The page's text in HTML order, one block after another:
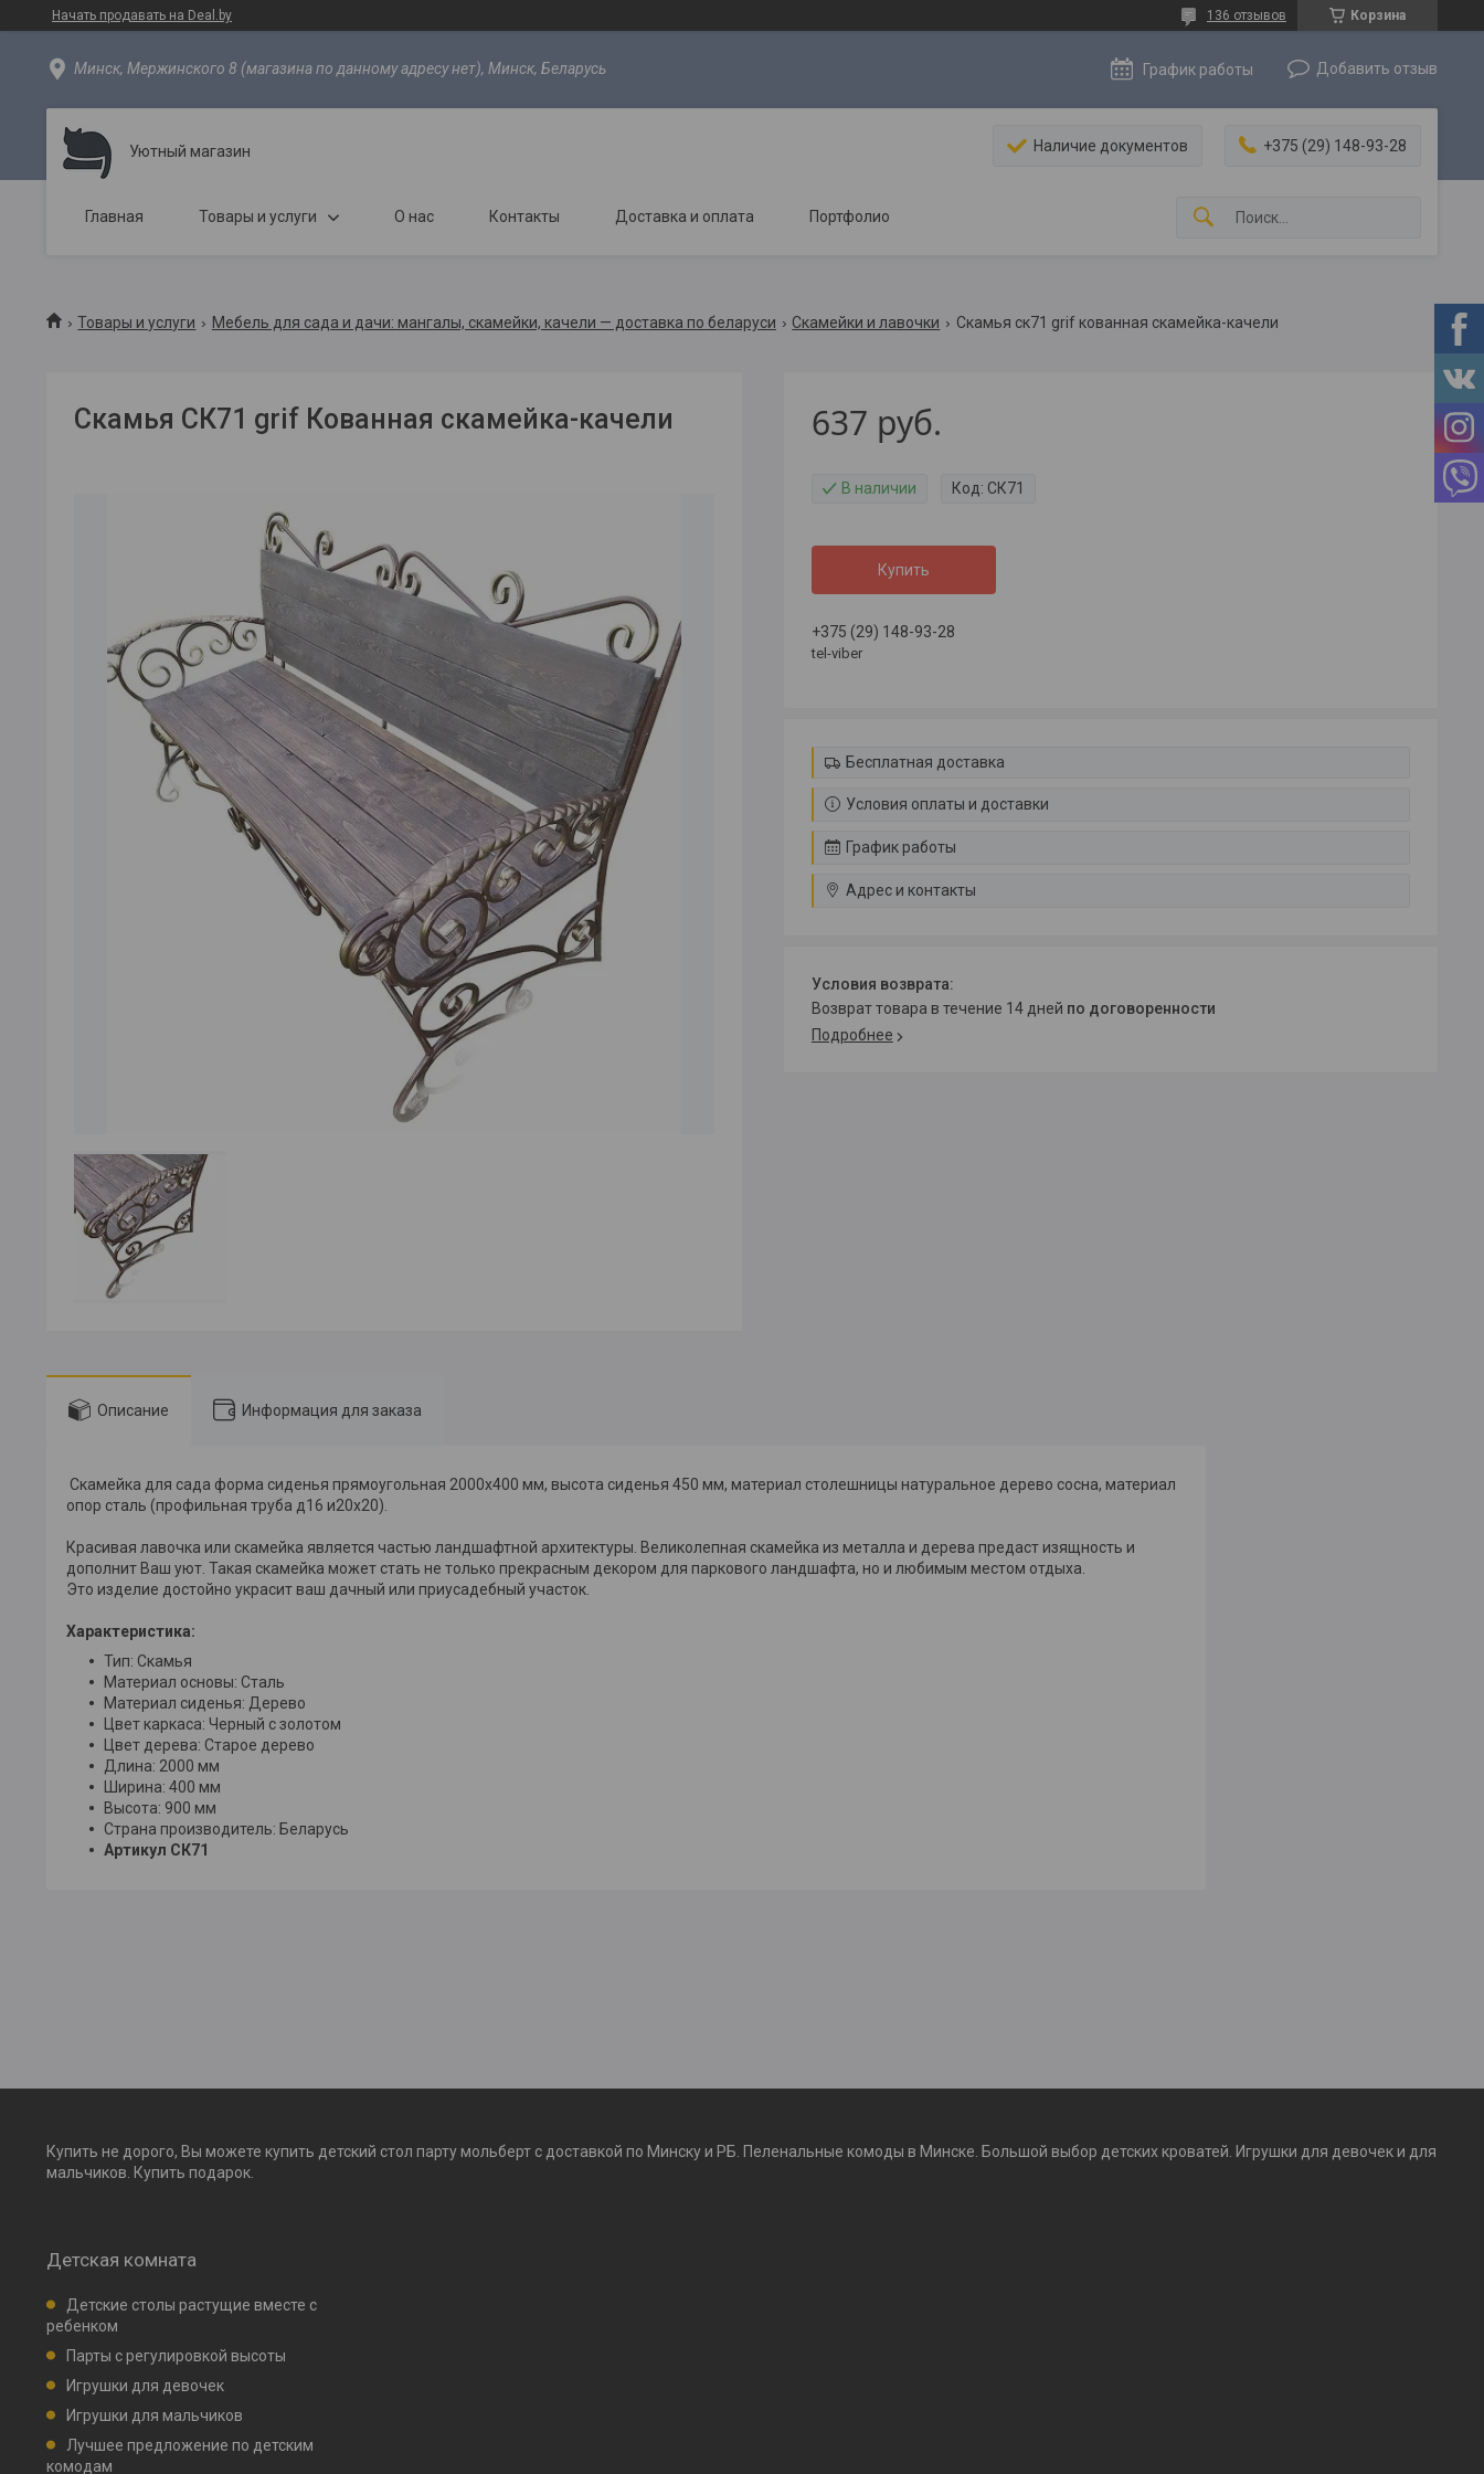
Начать продавать на Deal.by Корзина
136 отзывов
Минск, Мержинского 8 (магазина по данному адресу нет), Минск, Беларусь График работы Добавить отзыв
Уютный магазин Наличие документов +375 (29) 148-93-28
Главная Товары и услуги О нас Контакты Доставка и оплата Портфолио
Товары и услуги Мебель для сада и дачи: мангалы, скамейки, качели — доставка по беларуси Скамейки и лавочки Скамья ск71 grif кованная скамейка-качели
Скамья СК71 grif Кованная скамейка-качели 637 руб.
В наличии Код: СК71
Купить
+375 (29) 148-93-28
tel-viber
Бесплатная доставка
Условия оплаты и доставки
График работы
Адрес и контакты
возврат товара в течение 14 дней по договоренности
Подробнее
Описание Информация для заказа
Скамейка для сада форма сиденья прямоугольная 2000х400 мм, высота сиденья 450 мм, материал столешницы натуральное дерево сосна, материал
опор сталь (профильная труба д16 и20х20).
Красивая лавочка или скамейка является частью ландшафтной архитектуры. Великолепная скамейка из металла и дерева предаст изящность и
дополнит Ваш уют. Такая скамейка может стать не только прекрасным декором для паркового ландшафта, но и любимым местом отдыха.
Это изделие достойно украсит ваш дачный или приусадебный участок.
Характеристика:
Тип: Скамья
Материал основы: Сталь
Материал сиденья: Дерево
Цвет каркаса: Черный с золотом
Цвет дерева: Старое дерево
Длина: 2000 мм
Ширина: 400 мм
Высота: 900 мм
Страна производитель: Беларусь
Артикул СК71
Купить не дорого, Вы можете купить детский стол парту мольберт с доставкой по Минску и РБ. Пеленальные комоды в Минске. Большой выбор детских кроватей. Игрушки для девочек и для
мальчиков. Купить подарок.
Детская комната
Детские столы растущие вместе с
ребенком
Парты с регулировкой высоты
Игрушки для девочек
Игрушки для мальчиков
Лучшее предложение по детским
комодам